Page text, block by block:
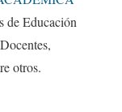
de Educación
otros.